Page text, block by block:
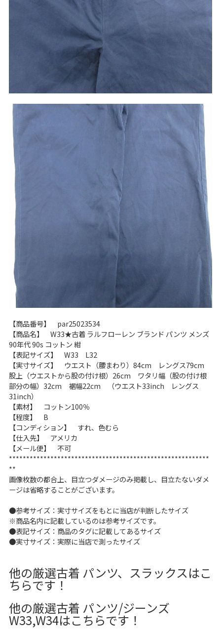
【商品番号】 par25023534
【商品名】 W33★古着 ラルフローレン ブランド パンツ メンズ
90年代 90s コットン 紺
【表記サイズ】 W33 L32
【実寸サイズ】 ウエスト（腰まわり）84cm レングス79cm
股上（ウエストから股の付け根）26cm ワタリ幅（股の付け根
部分の幅）32cm 裾幅22cm （ウエスト33inch レングス
31inch）
【素材】 コットン100％
【程度】 B
【コンディション】 すれ、色むら
【仕入先】 アメリカ
【メール便】 不可
**********************************************************
**
画像枚数の都合上、目立つダメージのみ掲載し、目立たないダメ
ージは省略することがございます。
●参考サイズ：実寸サイズをもとに当店が判断したサイズ
※商品名内に記載しているのは参考サイズです。
●表記サイズ：商品のタグに記載してあるサイズ
●実寸サイズ：実際に当店で測ったサイズ
他の厳選古着 パンツ、スラックスはこ
ちらです！
他の厳選古着 パンツ/ジーンズ
W33,W34はこちらです！